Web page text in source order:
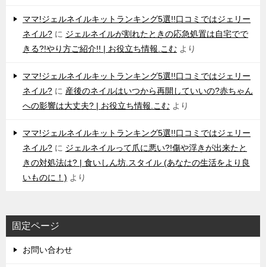
ママ!ジェルネイルキットランキング5選!!口コミではジェリー
ネイル? に ジェルネイルが割れたときの応急処置は自宅でで
きる?!やり方ご紹介!! | お役立ち情報.こむ より
ママ!ジェルネイルキットランキング5選!!口コミではジェリー
ネイル? に 産後のネイルはいつから再開していいの?赤ちゃん
への影響は大丈夫? | お役立ち情報.こむ より
ママ!ジェルネイルキットランキング5選!!口コミではジェリー
ネイル? に ジェルネイルって爪に悪い?!傷や浮きが出来たと
きの対処法は? | 食いしん坊.スタイル (あなたの生活をより良
いものに！) より
固定ページ
お問い合わせ